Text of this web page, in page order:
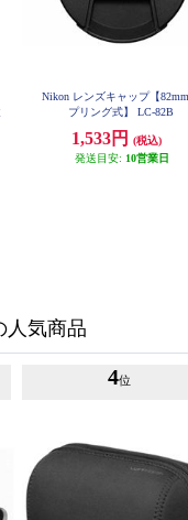
Nikon レンズキャップ【
プリング式】 LC-82B
1,533円
(税込)
発送目安: 10営業日
人気商品
4位